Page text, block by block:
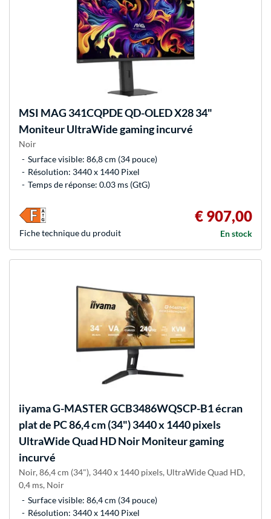
MSI MAG 341CQPDE QD-OLED X28 34"
Moniteur UltraWide gaming incurvé
Noir
Surface visible: 86,8 cm (34 pouce)
Résolution: 3440 x 1440 Pixel
Temps de réponse: 0.03 ms (GtG)
€ 907,00
En stock
Fiche technique du produit
iiyamaG-MASTER GCB3486WQSCP-B1 écran
plat de PC 86,4 cm (34") 3440 x 1440 pixels
UltraWide Quad HD Noir Moniteur gaming
incurvé
Noir, 86,4 cm (34"), 3440 x 1440 pixels, UltraWide Quad HD,
0,4 ms, Noir
Surface visible: 86,4 cm (34 pouce)
Résolution: 3440 x 1440 Pixel